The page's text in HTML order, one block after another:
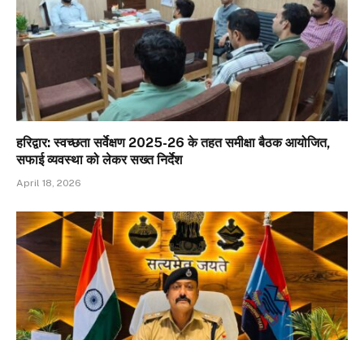
हरिद्वार: स्वच्छता सर्वेक्षण 2025-26 के तहत समीक्षा बैठक आयोजित,
सफाई व्यवस्था को लेकर सख्त निर्देश
April 18, 2026